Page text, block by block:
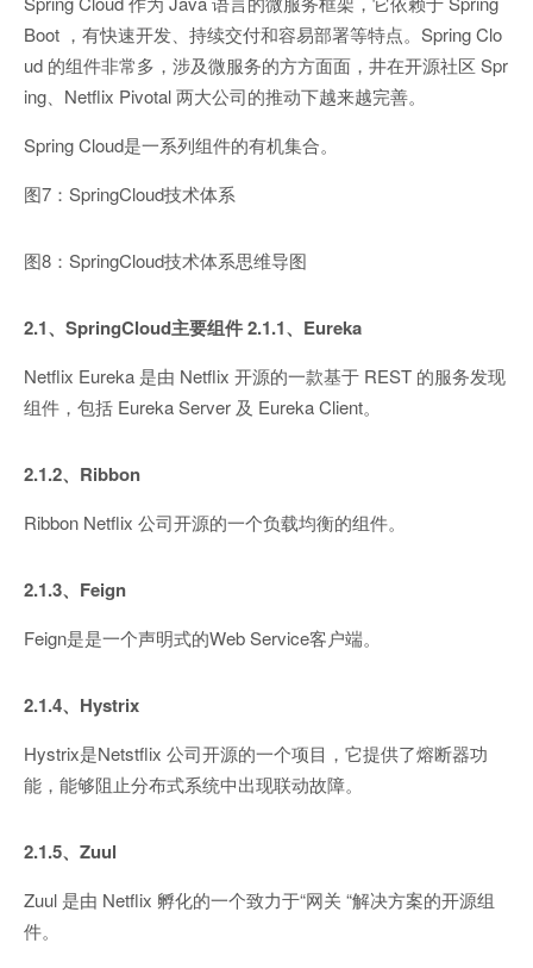
Boot ，有快速开发、持续交付和容易部署等特点。Spring Clo
ud 的组件非常多，涉及微服务的方方面面，井在开源社区 Spr
ing、Netflix Pivotal 两大公司的推动下越来越完善。
Spring Cloud是一系列组件的有机集合。
图7：SpringCloud技术体系
图8：SpringCloud技术体系思维导图
2.1、SpringCloud主要组件2.1.1、Eureka
Netflix Eureka 是由 Netflix 开源的一款基于 REST 的服务发现
组件，包括 Eureka Server 及 Eureka Client。
2.1.2、Ribbon
Ribbon Netflix 公司开源的一个负载均衡的组件。
2.1.3、Feign
Feign是是一个声明式的Web Service客户端。
2.1.4、Hystrix
Hystrix是Netstflix 公司开源的一个项目，它提供了熔断器功
能，能够阻止分布式系统中出现联动故障。
2.1.5、Zuul
Zuul 是由 Netflix 孵化的一个致力于“网关 “解决方案的开源组
件。